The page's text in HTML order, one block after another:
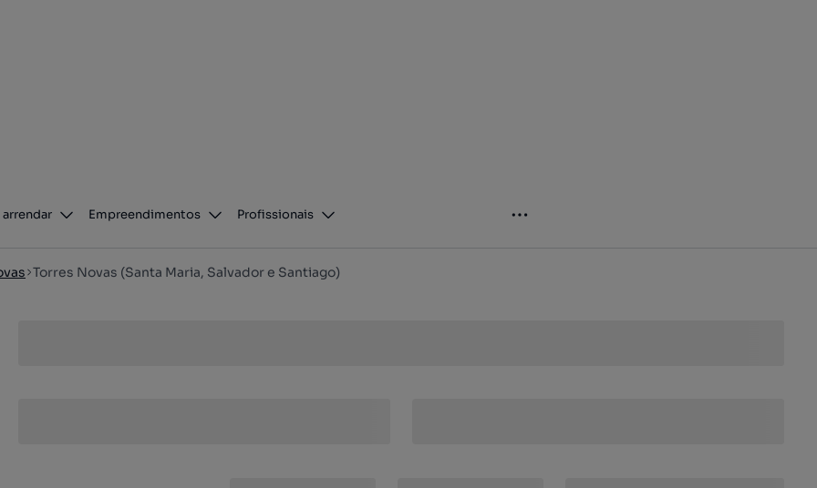
arrendar Empreendimentos Profissionais
Torres Novas (Santa Maria, Salvador e Santiago)